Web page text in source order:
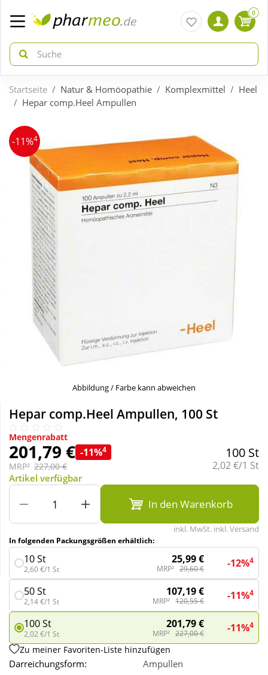
zurück
ÜBERSICHT AKTIONEN
Aktuelle Coupons
Gratis dazu
Neuheiten
Schnäppchen
Täglich gut versorgt
zurück
ÜBERSICHT KATEGORIEN
Arzneimittel
Bio & Genuss
Diabetes
Körperpflege & Kosmetik
Liebe & Erotik
Mutter & Kind
Nahrungsergänzung
Natur & Homöopathie
Sanitätshaus
Wellness
0
Startseite Natur & Homöopathie Komplexmittel
Heel
Hepar comp.Heel Ampullen
-11%4
Abbildung / Farbe kann abweichen
Hepar comp.Heel Ampullen, 100 St
Mengenrabatt
201,79 € -11%4
MRP² 227,00 €
100 St
Grundpreis:
2,02 €/1 St
Artikel verfügbar
In den Warenkorb
inkl. MwSt. inkl. Versand
In folgenden Packungsgrößen erhältlich:
10 St
2,60 €/1 St
25,99 €
MRP² 29,60 € -12%4
50 St
2,14 €/1 St
107,19 €
MRP² 120,55 € -11%4
100 St
2,02 €/1 St
201,79 €
MRP² 227,00 € -11%4
Zu meiner Favoriten-Liste hinzufügen
Darreichungsform:
Ampullen